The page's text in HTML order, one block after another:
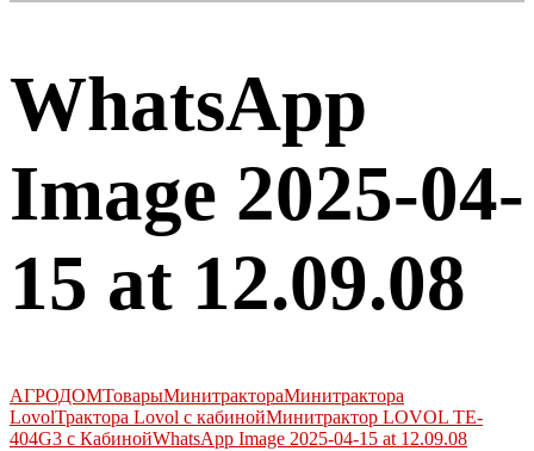
WhatsApp
Image 2025-04-
15 at 12.09.08
АГРОДОМТоварыМинитрактораМинитрактора
LovolТрактора Lovol с кабинойМинитрактор LOVOL TE-
404G3 с КабинойWhatsApp Image 2025-04-15 at 12.09.08